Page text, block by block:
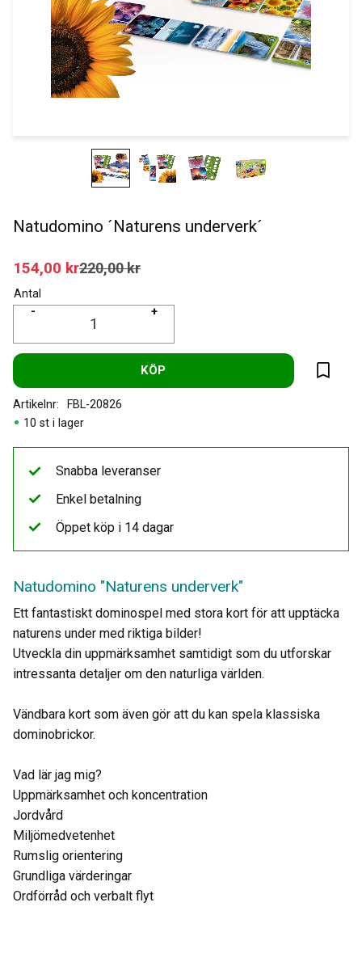
Natudomino ´Naturens underverk´
Nedsatt pris:
154,00 krOrdinarie pris:
220,00kr
Antal
+
-
KÖP
Lägg
10 st i lager
Artikelnr FBL-20826
Natudomino "Naturens underverk"
Ett fantastiskt dominospel med stora kort för att upptäcka
naturens under med riktiga bilder!
Utveckla din uppmärksamhet samtidigt som du utforskar
intressanta detaljer om den naturliga världen.
Vändbara kort som även gör att du kan spela klassiska
dominobrickor.
Vad lär jag mig?
Uppmärksamhet och koncentration
Jordvård
Miljömedvetenhet
Rumslig orientering
Grundliga värderingar
Ordförråd och verbalt flyt
Snabba leveranser
Enkel betalning
Öppet köp i 14 dagar